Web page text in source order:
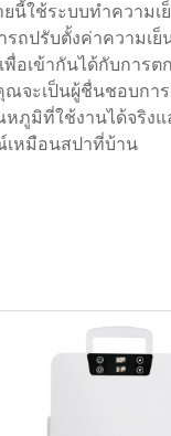
นี้ใช้ระบบทำความเ
ถปรับตั้งค่าความเย็
อเข้ากันได้กับการต
ณจะเป็นผู้ชื่นชอบกา
ภูมิที่ใช้งานได้จริง
เหมือนสปาที่บ้าน